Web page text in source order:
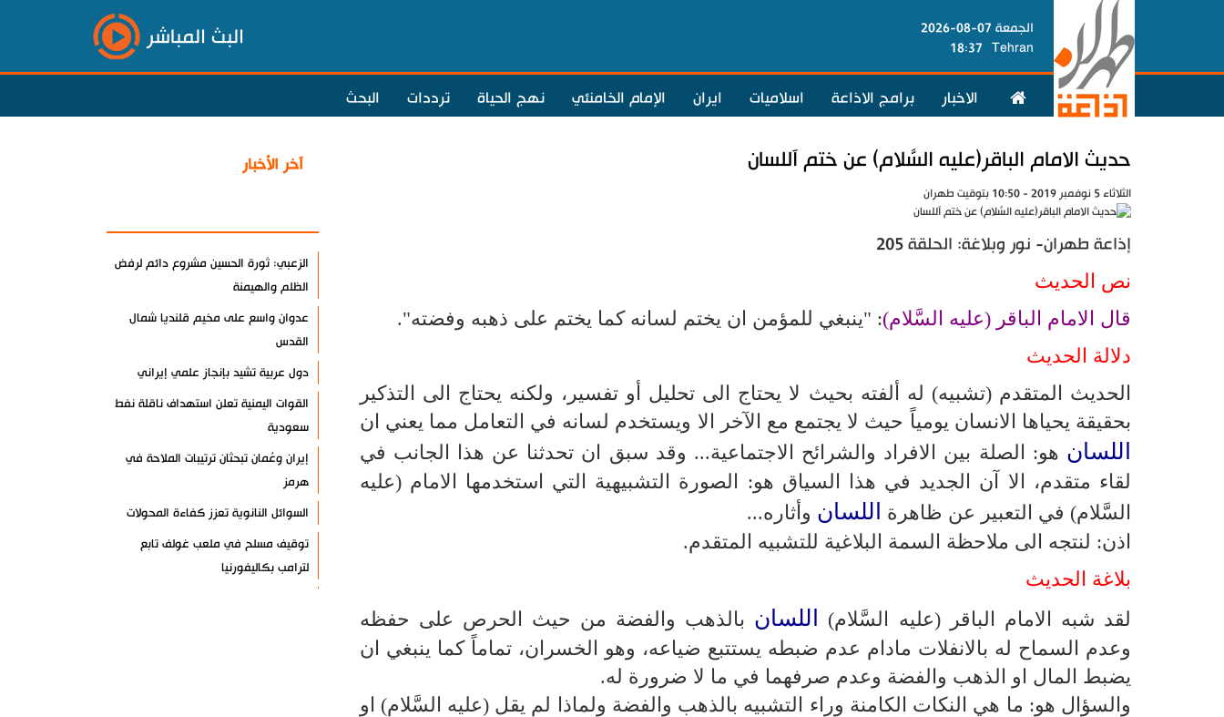
الجمعة 07-08-2026
Tehran
18:37 البث المباشر
الاخبار برامج الاذاعة اسلاميات ايران الإمام الخامنئي نهج الحياة ترددات البحث
حديث الامام الباقر(عليه السَّلام) عن ختم آللسان
الثلاثاء 5 نوفمبر 2019 - 10:50 بتوقيت طهران
إذاعة طهران- نور وبلاغة: الحلقة 205
نص الحديث
قال الامام الباقر (عليه السَّلام): "ينبغي للمؤمن ان يختم لسانه كما يختم على ذهبه وفضته".
دلالة الحديث
الحديث المتقدم (تشبيه) له ألفته بحيث لا يحتاج الى تحليل أو تفسير، ولكنه يحتاج الى التذكير
بحقيقة يحياها الانسان يومياً حيث لا يجتمع مع الآخر الا ويستخدم لسانه في التعامل مما يعني ان
اللسان هو: الصلة بين الافراد والشرائح الاجتماعية... وقد سبق ان تحدثنا عن هذا الجانب في
لقاء متقدم، الا آن الجديد في هذا السياق هو: الصورة التشبيهية التي استخدمها الامام (عليه
السَّلام) في التعبير عن ظاهرة
اللسان وأثاره...
اذن: لنتجه الى ملاحظة السمة البلاغية للتشبيه المتقدم.
بلاغة الحديث
لقد شبه الامام الباقر (عليه السَّلام)
اللسان بالذهب والفضة من حيث الحرص على حفظه
وعدم السماح له بالانفلات مادام عدم ضبطه يستتبع ضياعه، وهو الخسران، تماماً كما ينبغي ان
يضبط المال او الذهب والفضة وعدم صرفهما في ما لا ضرورة له.
والسؤال هو: ما هي النكات الكامنة وراء التشبيه بالذهب والفضة ولماذا لم يقل (عليه السَّلام) او
آخر الأخبار
الزعبي: ثورة الحسين مشروع دائم لرفض
الظلم والهيمنة
عدوان واسع على مخيم قلنديا شمال
القدس
دول عربية تشيد بإنجاز علمي إيراني
القوات اليمنية تعلن استهداف ناقلة نفط
سعودية
إيران وعُمان تبحثان ترتيبات الملاحة في
هرمز
السوائل النانوية تعزز كفاءة المحولات
توقيف مسلح في ملعب غولف تابع
لترامب بكاليفورنيا